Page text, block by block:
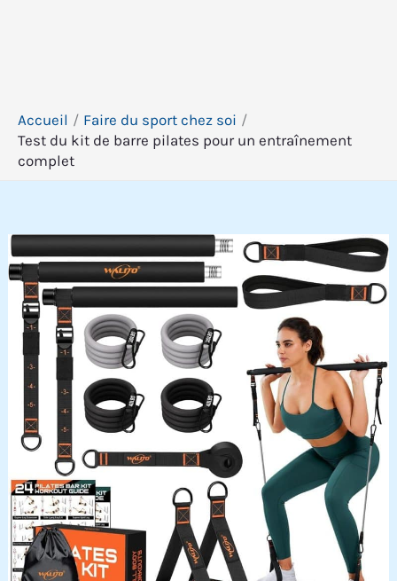
Accueil
Faire du sport chez soi
Test du kit de barre pilates pour un entraînement
complet